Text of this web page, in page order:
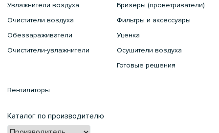
Увлажнители воздуха
Очистители воздуха
Обеззараживатели
Очистители-увлажнители
Бризеры (проветриватели)
Фильтры и аксессуары
Уценка
Осушители воздуха
Готовые решения
Вентиляторы
Каталог по производителю